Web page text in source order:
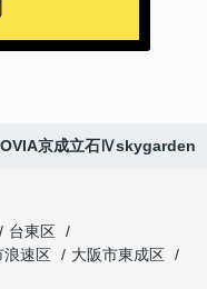
京成立石Ⅳskygarden
台東区
浪速区
大阪市東成区